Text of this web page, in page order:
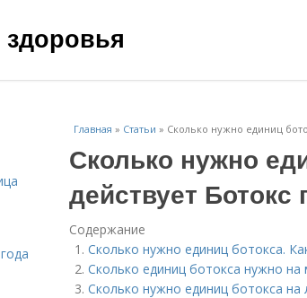
Главная » Статьи » Сколько нужно единиц
Сколько нужно
действует
Содержание
Сколько нужно единиц ботокса.
Сколько единиц ботокса нужно
Сколько нужно единиц ботокса